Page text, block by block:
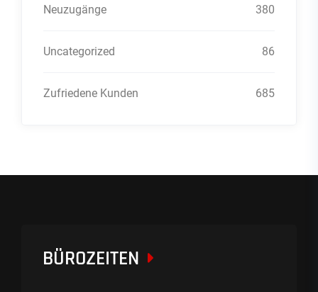
Neuzugänge 380
Uncategorized 86
Zufriedene Kunden 685
BÜROZEITEN